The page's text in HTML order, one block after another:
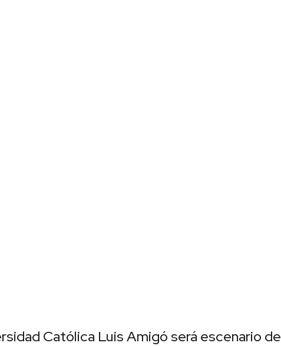
Católica Luis Amigó será escenario de